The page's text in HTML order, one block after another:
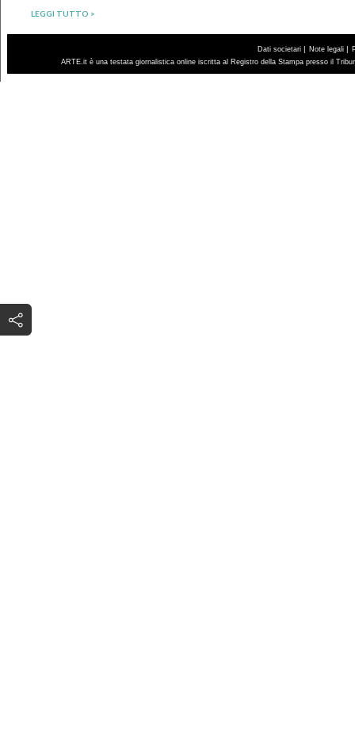
LEGGI TUTTO >
Dati societari | Note legali |
ARTE.it è una testata giornalistica online iscritta al Registro della Stampa presso il